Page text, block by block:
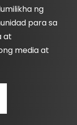
ng
para sa
at
media at